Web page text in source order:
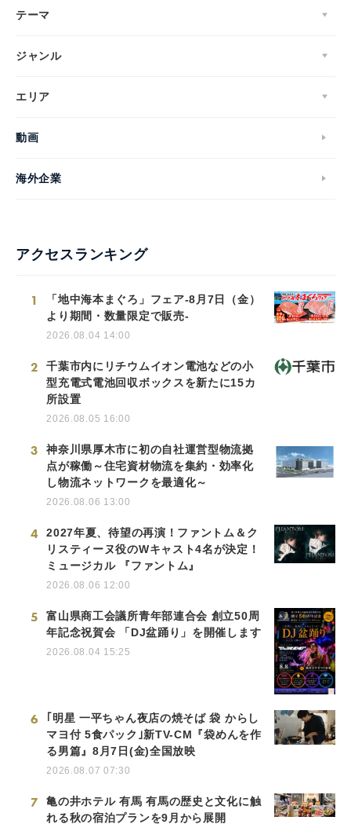
テーマ
ジャンル
エリア
動画
海外企業
アクセスランキング
1
「地中海本まぐろ」フェア-8月7日（金）
より期間・数量限定で販売-
2026.08.04 14:00
2
千葉市内にリチウムイオン電池などの小
型充電式電池回収ボックスを新たに15カ
所設置
2026.08.05 16:00
3
神奈川県厚木市に初の自社運営型物流拠
点が稼働～住宅資材物流を集約・効率化
し物流ネットワークを最適化～
2026.08.06 13:00
4
2027年夏、待望の再演！ファントム＆ク
リスティーヌ役のWキャスト4名が決定！
ミュージカル 『ファントム』
2026.08.06 12:00
5
富山県商工会議所青年部連合会 創立50周
年記念祝賀会 「DJ盆踊り」を開催します
2026.08.04 15:25
6
｢明星 一平ちゃん夜店の焼そば 袋 からし
マヨ付 5食パック｣新TV-CM『袋めんを作
る男篇』8月7日(金)全国放映
2026.08.07 07:30
7
亀の井ホテル 有馬 有馬の歴史と文化に触
れる秋の宿泊プランを9月から展開